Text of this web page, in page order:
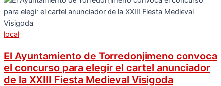
local
El Ayuntamiento de Torredonjimeno convoca
el concurso para elegir el cartel anunciador
de la XXIII Fiesta Medieval Visigoda